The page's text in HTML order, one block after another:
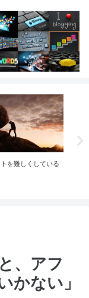
に”視点”を加えて
値を引き出す方法
、アフ
かない」